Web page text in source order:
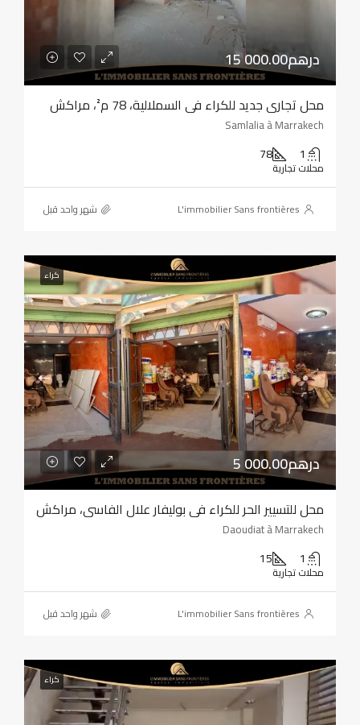
15 000.00درهم
محل تجاري جديد للكراء في السملالية، 78 م²، مراكش
Samlalia à Marrakech
1
78
محلات تجارية
L'immobilier Sans frontières ‏شهر واحد قبل
كراء
5 000.00درهم
محل للتسيير الحر للكراء في بوليفار علال الفاسي، مراكش
Daoudiat à Marrakech
1
15
محلات تجارية
L'immobilier Sans frontières ‏شهر واحد قبل
كراء